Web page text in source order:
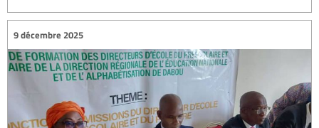
9 décembre 2025